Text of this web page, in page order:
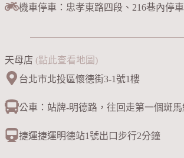
機車停車：忠孝東路四段、216巷內停
天母店 (點此查看地圖)
台北市北投區懷德街3-1號1樓
公車：站牌-明德路，往回走第一個斑
捷運捷運明德站1號出口步行2分鐘